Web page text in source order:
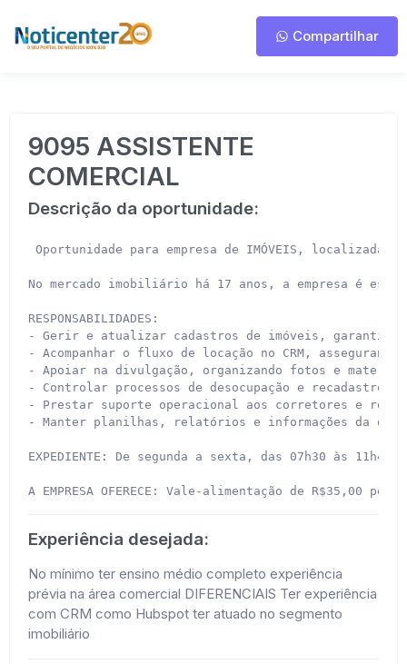
Compartilhar
9095 ASSISTENTE
COMERCIAL
Descrição da oportunidade:
Oportunidade para empresa de IMÓVEIS, localizada
No mercado imobiliário há 17 anos, a empresa é
RESPONSABILIDADES:
- Gerir e atualizar cadastros de imóveis, garantindo
- Acompanhar o fluxo de locação no CRM,
- Apoiar na divulgação, organizando fotos e
- Controlar processos de desocupação e recadastro;
- Prestar suporte operacional aos corretores e
- Manter planilhas, relatórios e informações da
EXPEDIENTE: De segunda a sexta, das 07h30 às 11h48
A EMPRESA OFERECE: Vale-alimentação de
Experiência desejada:
No mínimo ter ensino médio completo experiência
prévia na área comercial DIFERENCIAIS Ter experiência
com CRM como Hubspot ter atuado no segmento
imobiliário